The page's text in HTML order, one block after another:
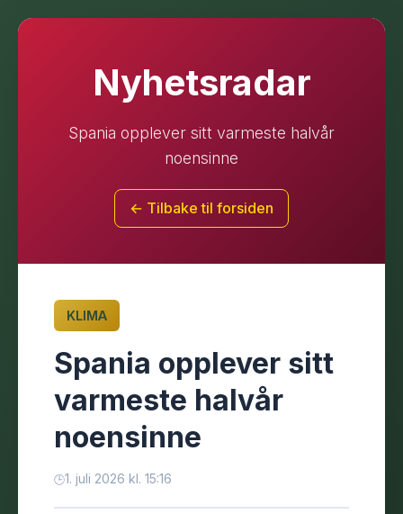
Nyhetsradar
Spania opplever sitt varmeste halvår
noensinne
← Tilbake til forsiden
KLIMA
Spania opplever sitt
varmeste halvår
noensinne
1. juli 2026 kl. 15:16